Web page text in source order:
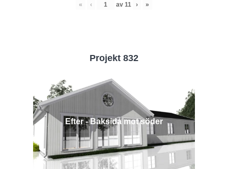
« ‹ av 11 › »
Projekt 832
Efter - Baksida mot söder